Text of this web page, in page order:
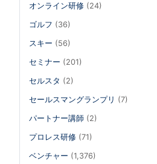
オンライン研修 (24)
ゴルフ (36)
スキー (56)
セミナー (201)
セルスタ (2)
セールスマングランプリ (7)
パートナー講師 (2)
プロレス研修 (71)
ベンチャー (1,376)